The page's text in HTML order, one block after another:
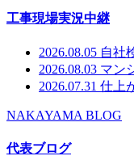
工事現場実況中継
2026.08.05 自社
2026.08.03 マン
2026.07.31 仕上
NAKAYAMA BLOG
代表ブログ